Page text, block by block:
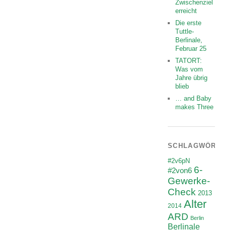
Zwischenziel
erreicht
Die erste
Tuttle-
Berlinale,
Februar 25
TATORT:
Was vom
Jahre übrig
blieb
… and Baby
makes Three
#2v6pN
#2von6 6-
Gewerke-
Check 2013
2014 Alter
ARD Berlin
Berlinale